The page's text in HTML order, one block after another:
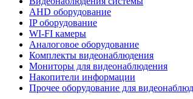
AHD оборудование
IP оборудование
WI-FI камеры
Аналоговое оборудование
Комплекты видеонаблюдения
Мониторы для видеонаблюдения
Накопители информации
Прочее оборудование для